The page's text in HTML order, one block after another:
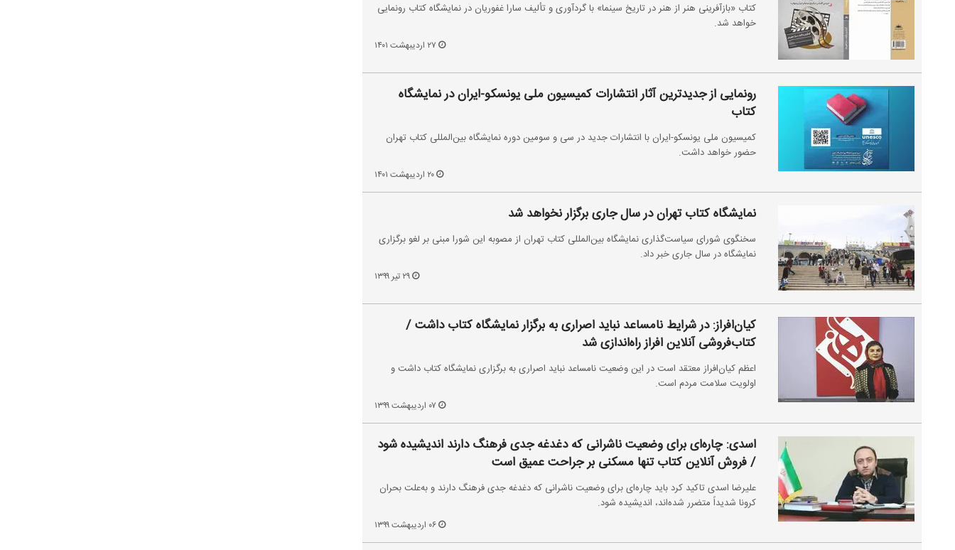
کتاب «بازآفرینی هنر از هنر در تاریخ سینما» با گردآوری و تألیف سارا غفوریان در نمایشگاه کتاب رونمایی
خواهد شد.
رونمایی از جدیدترین آثار انتشارات کمیسیون ملی یونسکو-ایران در نمایشگاه
کتاب
کمیسیون ملی یونسکو-ایران با انتشارات جدید در سی و سومین دوره نمایشگاه بین‌المللی کتاب تهران
حضور خواهد داشت.
۲۰ اردیبهشت ۱۴۰۱
نمایشگاه کتاب تهران در سال جاری برگزار نخواهد شد
سخنگوی شورای سیاست‌گذاری نمایشگاه بین‌المللی کتاب تهران از مصوبه این‌ شورا مبنی بر لغو برگزاری
نمایشگاه در سال جاری خبر داد.
۲۹ تیر ۱۳۹۹
کیان‌افراز: در شرایط نامساعد نباید اصراری به برگزار نمایشگاه کتاب داشت /
کتاب‌فروشی آنلاین افراز راه‌اندازی شد
اعظم کیان‌افراز معتقد است در این وضعیت نامساعد نباید اصراری به برگزاری نمایشگاه کتاب داشت و
اولویت سلامت مردم است.
اسدی: چاره‌ای برای وضعیت ناشرانی که دغدغه‌ جدی فرهنگ دارند اندیشیده شود
/ فروش آنلاین کتاب تنها مسکنی بر جراحت عمیق است
علیرضا اسدی تاکید کرد باید چاره‌ای برای وضعیت ناشرانی که دغدغه‌ جدی فرهنگ دارند و به‌علت بحران
کرونا شدیداً متضرر شده‌اند، اندیشیده شود.
۰۶ اردیبهشت ۱۳۹۹